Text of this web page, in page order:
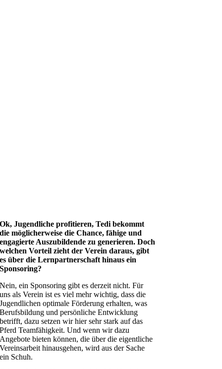
Ok, Jugendliche profitieren, Tedi bekommt
die möglicherweise die Chance, fähige und
engagierte Auszubildende zu generieren. Doch
welchen Vorteil zieht der Verein daraus, gibt
es über die Lernpartnerschaft hinaus ein
Sponsoring?
Nein, ein Sponsoring gibt es derzeit nicht. Für
uns als Verein ist es viel mehr wichtig, dass die
Jugendlichen optimale Förderung erhalten, was
Berufsbildung und persönliche Entwicklung
betrifft, dazu setzen wir hier sehr stark auf das
Pferd Teamfähigkeit. Und wenn wir dazu
Angebote bieten können, die über die eigentliche
Vereinsarbeit hinausgehen, wird aus der Sache
ein Schuh.